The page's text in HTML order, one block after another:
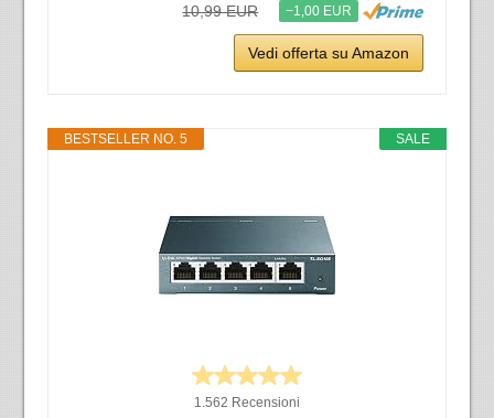
10,99 EUR −1,00 EUR
Vedi offerta su Amazon
SALE
BESTSELLER NO. 5
1.562 Recensioni